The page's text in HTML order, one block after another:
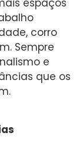
espaços
corro
Sempre
e
que os